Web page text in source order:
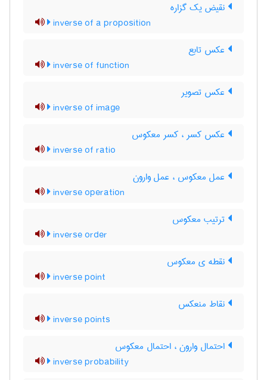
نقیض یک گزاره
inverse of a proposition
عکس تابع
inverse of function
عکس تصویر
inverse of image
عکس کسر ، کسر معکوس
inverse of ratio
عمل معکوس ، عمل وارون
inverse operation
ترتیب معکوس
inverse order
نقطه ی معکوس
inverse point
نقاط منعکس
inverse points
احتمال وارون ، احتمال معکوس
inverse probability